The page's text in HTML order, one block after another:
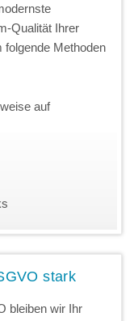
Qualität Ihrer
folgende Methoden
auf
stark
bleiben wir Ihr